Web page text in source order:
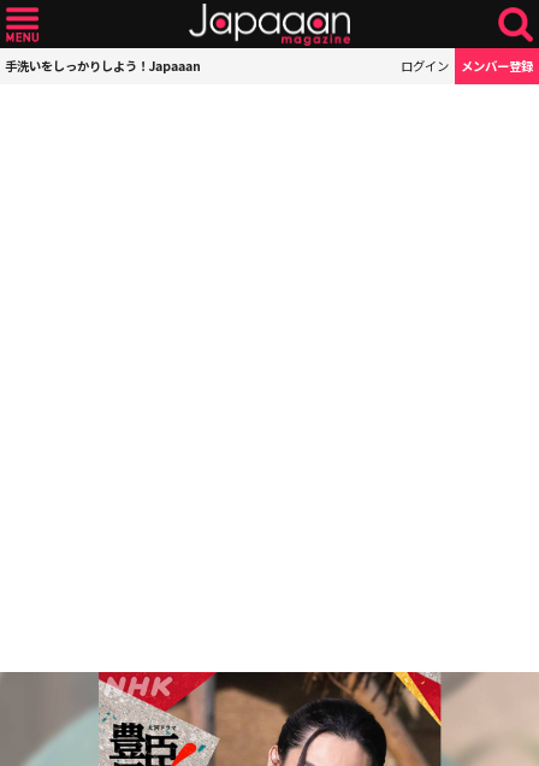
手洗いをしっかりしよう！Japaaan ログイン メンバー登録